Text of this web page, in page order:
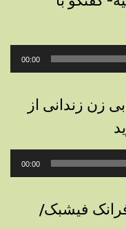
00:00
زن زندانی از
00:00
فیشبک/